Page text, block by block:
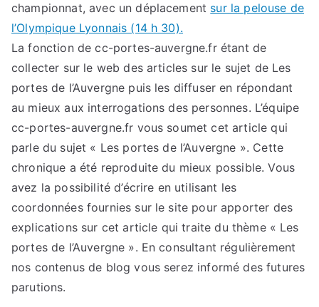
championnat, avec un déplacement sur la pelouse de
l’Olympique Lyonnais (14 h 30).
La fonction de cc-portes-auvergne.fr étant de
collecter sur le web des articles sur le sujet de Les
portes de l’Auvergne puis les diffuser en répondant
au mieux aux interrogations des personnes. L’équipe
cc-portes-auvergne.fr vous soumet cet article qui
parle du sujet « Les portes de l’Auvergne ». Cette
chronique a été reproduite du mieux possible. Vous
avez la possibilité d’écrire en utilisant les
coordonnées fournies sur le site pour apporter des
explications sur cet article qui traite du thème « Les
portes de l’Auvergne ». En consultant régulièrement
nos contenus de blog vous serez informé des futures
parutions.